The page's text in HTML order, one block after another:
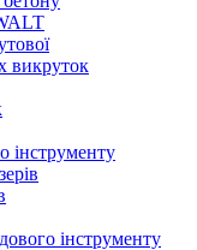
викруток
інструменту
інструменту